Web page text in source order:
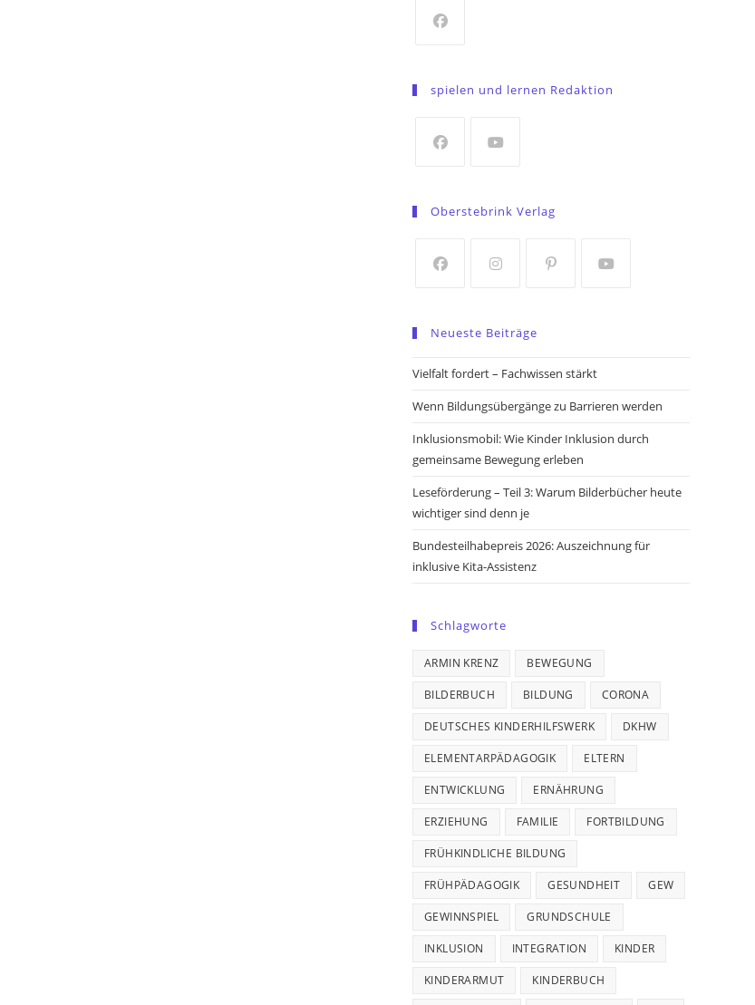
a
tab
spielen und lernen Redaktion
a
tab
Oberstebrink Verlag
a
new
new
a
new
new
Neueste Beiträge
Vielfalt fordert – Fachwissen stärkt
Wenn Bildungsübergänge zu Barrieren werden
Inklusionsmobil: Wie Kinder Inklusion durch
gemeinsame Bewegung erleben
Leseförderung – Teil 3: Warum Bilderbücher heute
wichtiger sind denn je
Bundesteilhabepreis 2026: Auszeichnung für
inklusive Kita-Assistenz
Schlagworte
ARMIN KRENZ BEWEGUNG
BILDERBUCH BILDUNG CORONA
DEUTSCHES KINDERHILFSWERK DKHW
ELEMENTARPÄDAGOGIK ELTERN
ENTWICKLUNG ERNÄHRUNG
ERZIEHUNG FAMILIE FORTBILDUNG
FRÜHKINDLICHE BILDUNG
FRÜHPÄDAGOGIK GESUNDHEIT GEW
GEWINNSPIEL GRUNDSCHULE
INKLUSION INTEGRATION KINDER
KINDERARMUT KINDERBUCH